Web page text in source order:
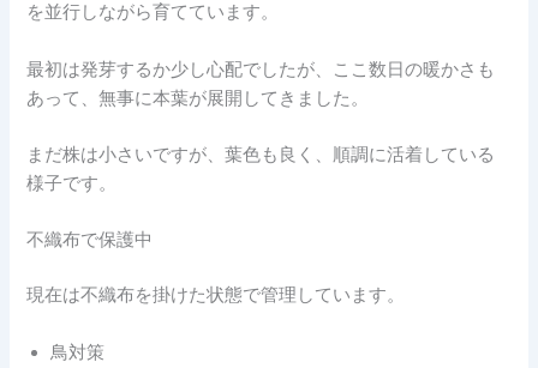
を並行しながら育てています。
最初は発芽するか少し心配でしたが、ここ数日の暖かさも
あって、無事に本葉が展開してきました。
まだ株は小さいですが、葉色も良く、順調に活着している
様子です。
不織布で保護中
現在は不織布を掛けた状態で管理しています。
鳥対策